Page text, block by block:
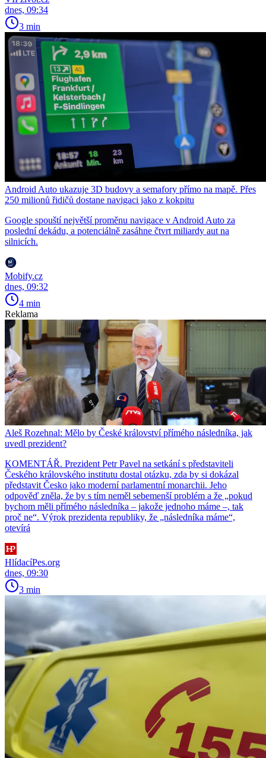
dnes, 09:34
3 min
Android Auto ukazuje 3D budovy a semafory přímo na mapě. Přes
250 milionů řidičů dostane navigaci jako z kokpitu
Google spouští největší proměnu navigace v Android Auto za
poslední dekádu, a potenciálně zasáhne čtvrt miliardy aut na
silnicích.
Mobify.cz
dnes, 09:32
4 min
Reklama
Aleš Rozehnal: Mělo by České království přímého následníka, jak
uvedl prezident?
KOMENTÁŘ. Prezident Petr Pavel na setkání s představiteli
Českého královského institutu dostal otázku, zda by si dokázal
představit Česko jako moderní parlamentní monarchii. Jeho
odpověď zněla, že by s tím neměl sebemenší problém a že „pokud
bychom měli přímého následníka – jakože jednoho máme –, tak
proč ne“. Výrok prezidenta republiky, že „následníka máme“,
otevírá
HlídacíPes.org
dnes, 09:30
3 min